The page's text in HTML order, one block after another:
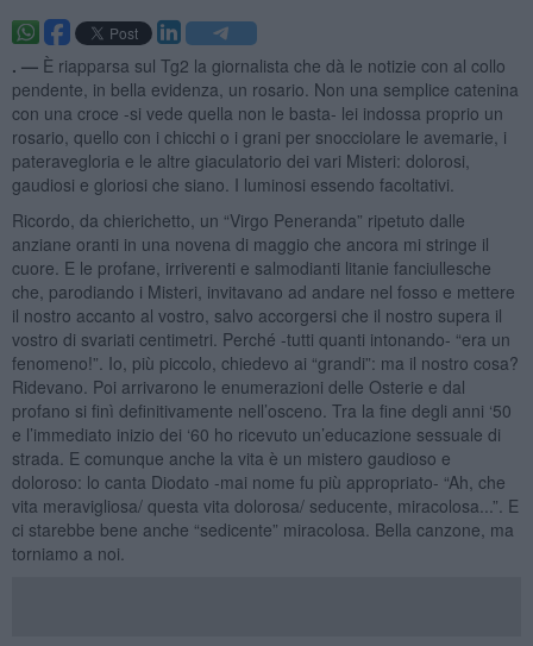
. — È riapparsa sul Tg2 la giornalista che dà le notizie con al collo
pendente, in bella evidenza, un rosario. Non una semplice catenina
con una croce -si vede quella non le basta- lei indossa proprio un
rosario, quello con i chicchi o i grani per snocciolare le avemarie, i
pateravegloria e le altre giaculatorio dei vari Misteri: dolorosi,
gaudiosi e gloriosi che siano. I luminosi essendo facoltativi.
Ricordo, da chierichetto, un “Virgo Peneranda” ripetuto dalle
anziane oranti in una novena di maggio che ancora mi stringe il
cuore. E le profane, irriverenti e salmodianti litanie fanciullesche
che, parodiando i Misteri, invitavano ad andare nel fosso e mettere
il nostro accanto al vostro, salvo accorgersi che il nostro supera il
vostro di svariati centimetri. Perché -tutti quanti intonando- “era un
fenomeno!”. Io, più piccolo, chiedevo ai “grandi”: ma il nostro cosa?
Ridevano. Poi arrivarono le enumerazioni delle Osterie e dal
profano si finì definitivamente nell’osceno. Tra la fine degli anni ‘50
e l’immediato inizio dei ‘60 ho ricevuto un’educazione sessuale di
strada. E comunque anche la vita è un mistero gaudioso e
doloroso: lo canta Diodato -mai nome fu più appropriato- “Ah, che
vita meravigliosa/ questa vita dolorosa/ seducente, miracolosa...”. E
ci starebbe bene anche “sedicente” miracolosa. Bella canzone, ma
torniamo a noi.